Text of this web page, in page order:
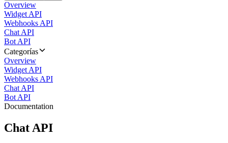
Overview
Widget API
Webhooks API
Chat API
Bot API
Categorías
Overview
Widget API
Webhooks API
Chat API
Bot API
Documentation
Chat API